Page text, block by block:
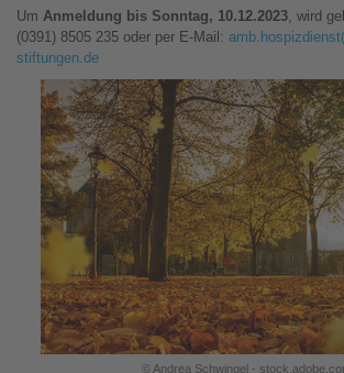
Um Anmeldung bis Sonntag, 10.12.2023, wird
(0391) 8505 235 oder per E-Mail:
stiftungen.de
© Andrea Schwingel -